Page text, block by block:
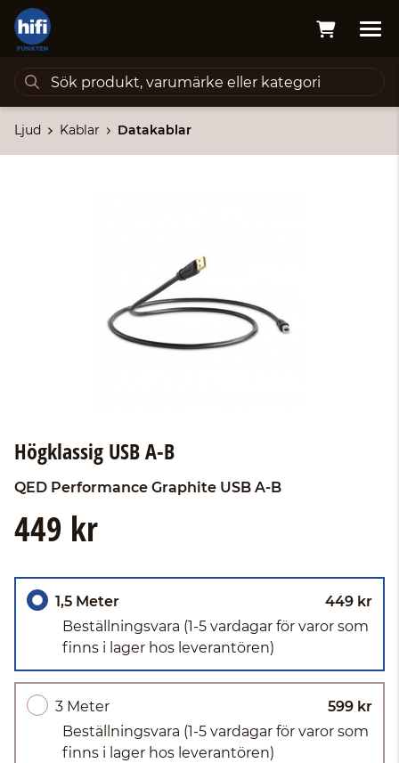
Ljud Kablar Datakablar
Högklassig USB A-B
QED Performance Graphite USB A-B
449 kr
1,5 Meter
449 kr
Beställningsvara (1-5 vardagar för varor som
finns i lager hos leverantören)
3 Meter
599 kr
Beställningsvara (1-5 vardagar för varor som
finns i lager hos leverantören)